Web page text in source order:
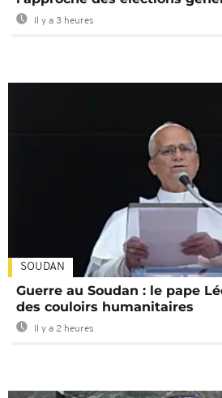
Il y a 3 heures
SOUDAN
Guerre au Soudan : le pape
des couloirs humanitaires
Il y a 2 heures